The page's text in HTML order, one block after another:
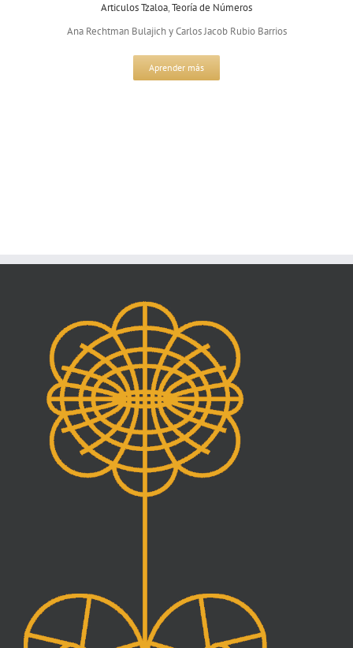
Articulos Tzaloa,Teoría de Números
Ana Rechtman Bulajich y Carlos Jacob Rubio Barrios
Aprender más